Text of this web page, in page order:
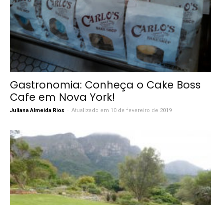
Gastronomia: Conheça o Cake Boss
Cafe em Nova York!
Juliana Almeida Rios - Atualizado em 10 de fevereiro de 2019